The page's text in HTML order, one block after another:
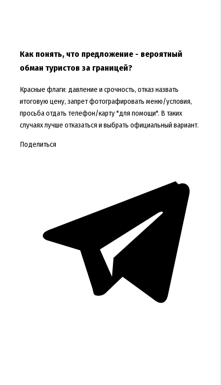
Как понять, что предложение - вероятный
обман туристов за границей?
Красные флаги: давление и срочность, отказ назвать
итоговую цену, запрет фотографировать меню/условия,
просьба отдать телефон/карту "для помощи". В таких
случаях лучше отказаться и выбрать официальный вариант.
Поделиться